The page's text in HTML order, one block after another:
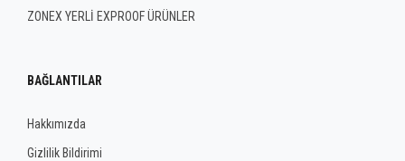
ZONEX YERLİ EXPROOF ÜRÜNLER
BAĞLANTILAR
Hakkımızda
Gizlilik Bildirimi